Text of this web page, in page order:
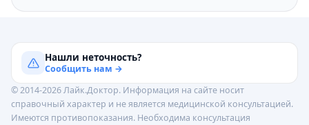
Нашли неточность?
Сообщить нам →
© 2014-2026 Лайк.Доктор. Информация на сайте носит
справочный характер и не является медицинской консультацией.
Имеются противопоказания. Необходима консультация